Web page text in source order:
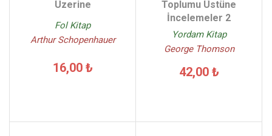
Üzerine
Fol Kitap
Arthur Schopenhauer
16,00 ₺
Toplumu Üstüne
İncelemeler 2
Yordam Kitap
George Thomson
42,00 ₺